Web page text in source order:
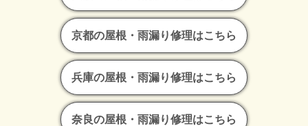
京都の屋根・雨漏り修理はこちら
兵庫の屋根・雨漏り修理はこちら
奈良の屋根・雨漏り修理はこちら